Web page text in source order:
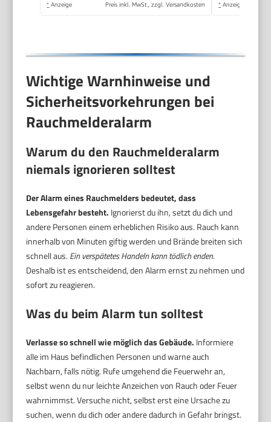
* Anzeige Preis inkl. MwSt., zzgl. Versandkosten * Anzeige
Wichtige Warnhinweise und
Sicherheitsvorkehrungen bei
Rauchmelderalarm
Warum du den Rauchmelderalarm
niemals ignorieren solltest
Der Alarm eines Rauchmelders bedeutet, dass
Lebensgefahr besteht. Ignorierst du ihn, setzt du dich und
andere Personen einem erheblichen Risiko aus. Rauch kann
innerhalb von Minuten giftig werden und Brände breiten sich
schnell aus. Ein verspätetes Handeln kann tödlich enden.
Deshalb ist es entscheidend, den Alarm ernst zu nehmen und
sofort zu reagieren.
Was du beim Alarm tun solltest
Verlasse so schnell wie möglich das Gebäude. Informiere
alle im Haus befindlichen Personen und warne auch
Nachbarn, falls nötig. Rufe umgehend die Feuerwehr an,
selbst wenn du nur leichte Anzeichen von Rauch oder Feuer
wahrnimmst. Versuche nicht, selbst erst eine Ursache zu
suchen, wenn du dich oder andere dadurch in Gefahr bringst.